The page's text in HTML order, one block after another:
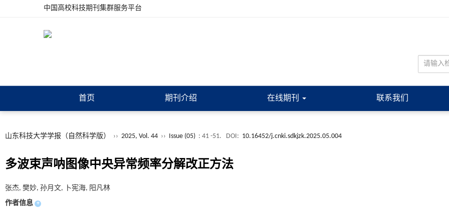
中国高校科技期刊集群服务平台
首页 期刊介绍 在线期刊 联系我们
山东科技大学学报（自然科学版） ›› 2025, Vol. 44 ›› Issue (05) : 41 -51. DOI: 10.16452/j.cnki.sdkjzk.2025.05.004
多波束声呐图像中央异常频率分解改正方法
张杰, 樊妙, 孙月文, 卜宪海, 阳凡林
作者信息 +